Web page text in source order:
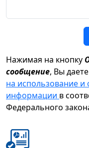
Нажимая на кнопку
сообщение, Вы
на использование и
информации в
Федерального